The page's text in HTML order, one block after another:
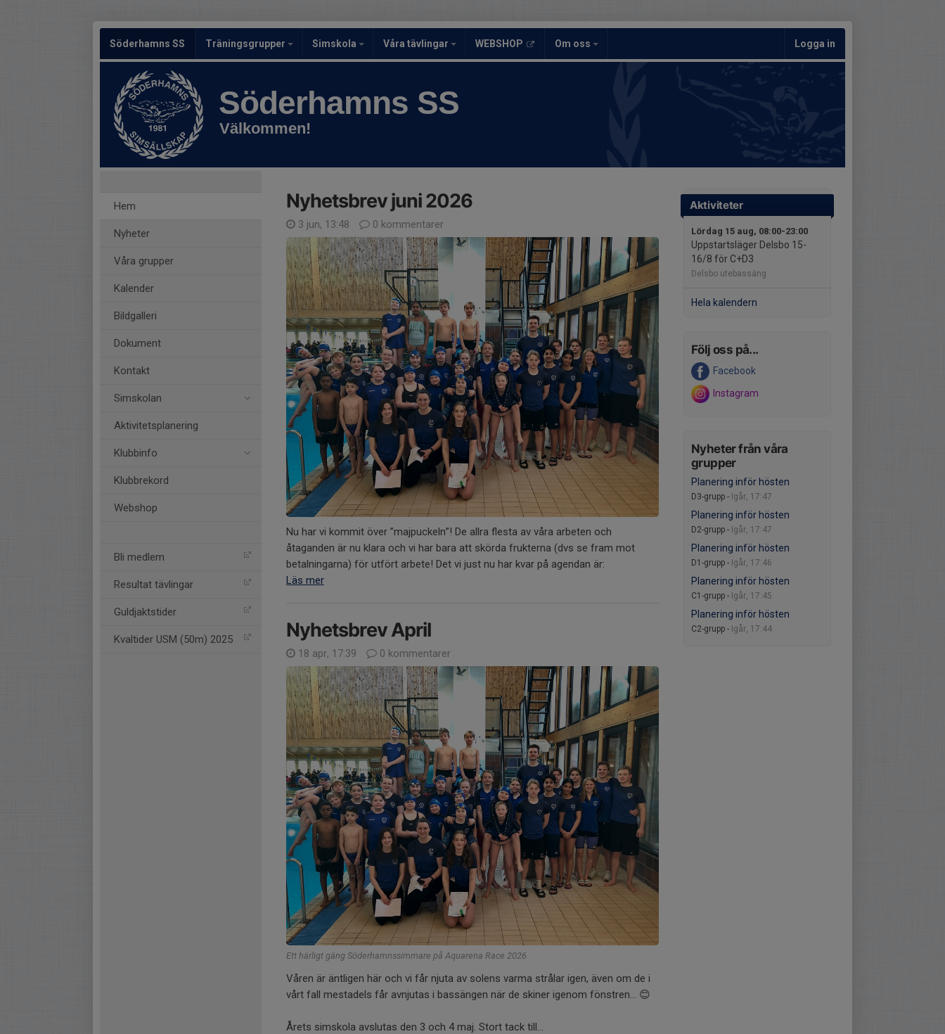
Söderhamns SS Träningsgrupper Simskola Våra tävlingar WEBSHOP Om oss Logga in
Söderhamns SS
Välkommen!
Hem
Nyheter
Våra grupper
Kalender
Bildgalleri
Dokument
Kontakt
Simskolan
Aktivitetsplanering
Klubbinfo
Klubbrekord
Webshop
Bli medlem
Resultat tävlingar
Guldjaktstider
Kvaltider USM (50m) 2025
Aktiviteter
Lördag 15 aug, 08:00-23:00
Uppstartsläger Delsbo 15-
16/8 för C+D3
Delsbo utebassäng
Hela kalendern
Följ oss på...
Facebook
Instagram
Nyheter från våra
grupper
Planering inför hösten
D3-grupp - Igår, 17:47
Planering inför hösten
D2-grupp - Igår, 17:47
Planering inför hösten
D1-grupp - Igår, 17:46
Planering inför hösten
C1-grupp - Igår, 17:45
Planering inför hösten
C2-grupp - Igår, 17:44
Nyhetsbrev juni 2026
3 jun, 13:48 0 kommentarer
Nu har vi kommit över ”majpuckeln”! De allra flesta av våra arbeten och
åtaganden är nu klara och vi har bara att skörda frukterna (dvs se fram mot
betalningarna) för utfört arbete! Det vi just nu har kvar på agendan är:
Läs mer
Nyhetsbrev April
18 apr, 17:39 0 kommentarer
Ett härligt gäng Söderhamnssimmare på Aquarena Race 2026
Våren är äntligen här och vi får njuta av solens varma strålar igen, även om de i
vårt fall mestadels får avnjutas i bassängen när de skiner igenom fönstren… 😊
Årets simskola avslutas den 3 och 4 maj. Stort tack till...